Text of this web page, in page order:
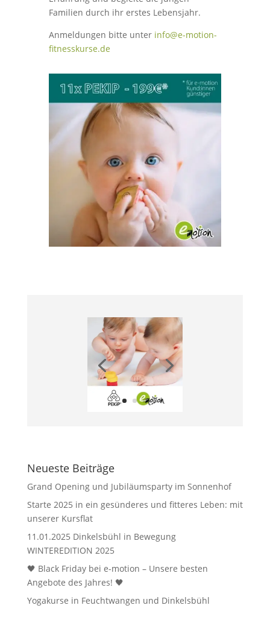
Familien durch ihr erstes Lebensjahr.
Anmeldungen bitte unter info@e-motion-
fitnesskurse.de
Neueste Beiträge
Grand Opening und Jubiläumsparty im Sonnenhof
Starte 2025 in ein gesünderes und fitteres Leben: mit
unserer Kursflat
11.01.2025 Dinkelsbühl in Bewegung
WINTEREDITION 2025
🖤 Black Friday bei e-motion – Unsere besten
Angebote des Jahres! 🖤
Yogakurse in Feuchtwangen und Dinkelsbühl